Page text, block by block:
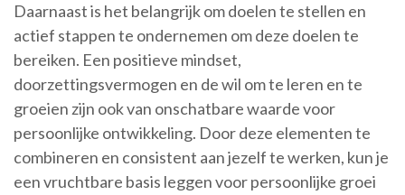
Daarnaast is het belangrijk om doelen te stellen en
actief stappen te ondernemen om deze doelen te
bereiken. Een positieve mindset,
doorzettingsvermogen en de wil om te leren en te
groeien zijn ook van onschatbare waarde voor
persoonlijke ontwikkeling. Door deze elementen te
combineren en consistent aan jezelf te werken, kun je
een vruchtbare basis leggen voor persoonlijke groei